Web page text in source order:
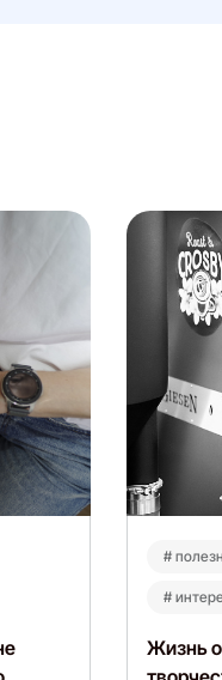
#
#
Жизнь